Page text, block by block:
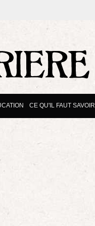
CE QU'IL FAUT SAVOIR